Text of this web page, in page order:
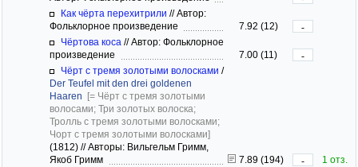
Как чёрта перехитрили //Автор:
Фольклорное произведение
7.92 (12)
-
Чёртова коса //Автор: Фольклорное
произведение
7.00 (11)
-
Чёрт с тремя золотыми волосками /
Der Teufel mit den drei goldenen
Haaren [= Чёрт с тремя золотыми
волосами; Три золотых волоска;
Тролль с тремя золотыми волосками;
Чорт с тремя золотыми волосками]
(1812) //Авторы: Вильгельм Гримм,
Якоб Гримм
7.89 (194) -
1 отз.